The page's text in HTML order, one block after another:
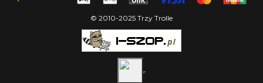
© 2010-2025 Trzy Trolle